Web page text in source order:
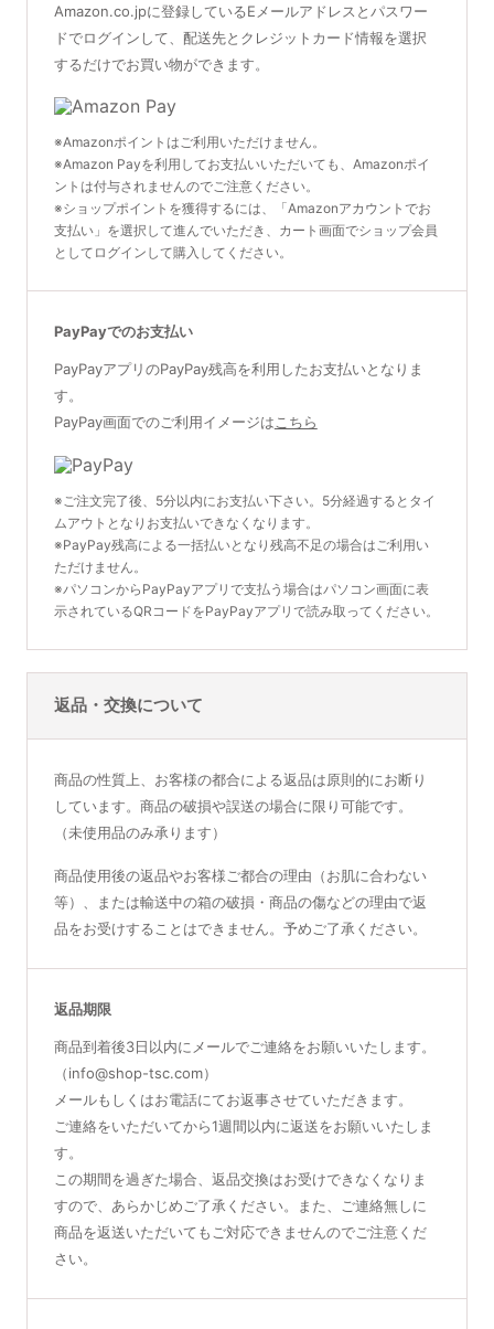
Amazon.co.jpに登録しているEメールアドレスとパスワー
ドでログインして、配送先とクレジットカード情報を選択
するだけでお買い物ができます。
※Amazonポイントはご利用いただけません。
※Amazon Payを利用してお支払いいただいても、Amazonポイ
ントは付与されませんのでご注意ください。
※ショップポイントを獲得するには、「Amazonアカウントでお
支払い」を選択して進んでいただき、カート画面でショップ会員
としてログインして購入してください。
PayPayでのお支払い
PayPayアプリのPayPay残高を利用したお支払いとなりま
す。
PayPay画面でのご利用イメージは こちら
※ご注文完了後、5分以内にお支払い下さい。5分経過するとタイ
ムアウトとなりお支払いできなくなります。
※PayPay残高による一括払いとなり残高不足の場合はご利用い
ただけません。
※パソコンからPayPayアプリで支払う場合はパソコン画面に表
示されているQRコードをPayPayアプリで読み取ってください。
返品・交換について
商品の性質上、お客様の都合による返品は原則的にお断り
しています。商品の破損や誤送の場合に限り可能です。
（未使用品のみ承ります）
商品使用後の返品やお客様ご都合の理由（お肌に合わない
等）、または輸送中の箱の破損・商品の傷などの理由で返
品をお受けすることはできません。予めご了承ください。
返品期限
商品到着後3日以内にメールでご連絡をお願いいたします。
（info@shop-tsc.com）
メールもしくはお電話にてお返事させていただきます。
ご連絡をいただいてから1週間以内に返送をお願いいたしま
す。
この期間を過ぎた場合、返品交換はお受けできなくなりま
すので、あらかじめご了承ください。また、ご連絡無しに
商品を返送いただいてもご対応できませんのでご注意くだ
さい。